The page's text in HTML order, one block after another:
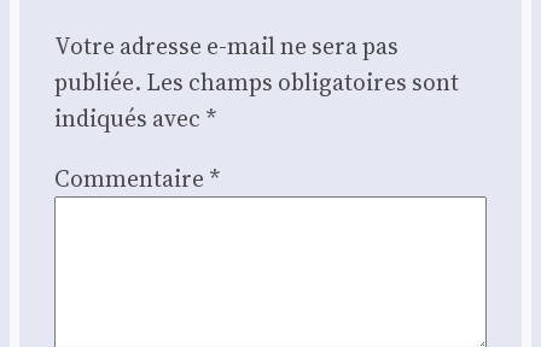
Votre adresse e-mail ne sera pas
publiée. Les champs obligatoires sont
indiqués avec *
Commentaire *